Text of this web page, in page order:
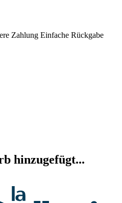
Zahlung Einfache Rückgabe
hinzugefügt...